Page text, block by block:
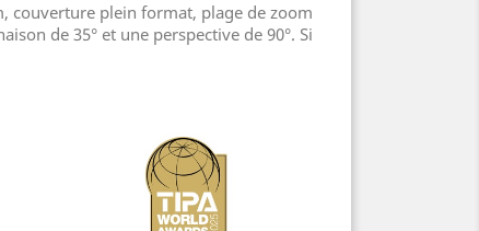
couverture plein format, plage de zoom
de 35° et une perspective de 90°. Si